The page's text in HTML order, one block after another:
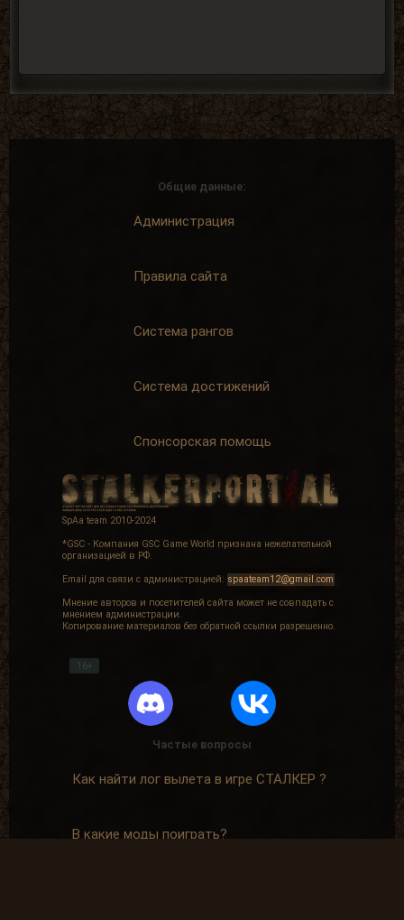
Общие данные:
Администрация
Правила сайта
Система рангов
Система достижений
Спонсорская помощь
SpAa team 2010-2024
*GSC - Компания GSC Game World признана нежелательной
организацией в РФ.
Email для связи с администрацией: spaateam12@gmail.com
Мнение авторов и посетителей сайта может не совпадать с
мнением администрации.
Копирование материалов без обратной ссылки разрешенно.
16+
Частые вопросы
Как найти лог вылета в игре СТАЛКЕР ?
В какие моды поиграть?